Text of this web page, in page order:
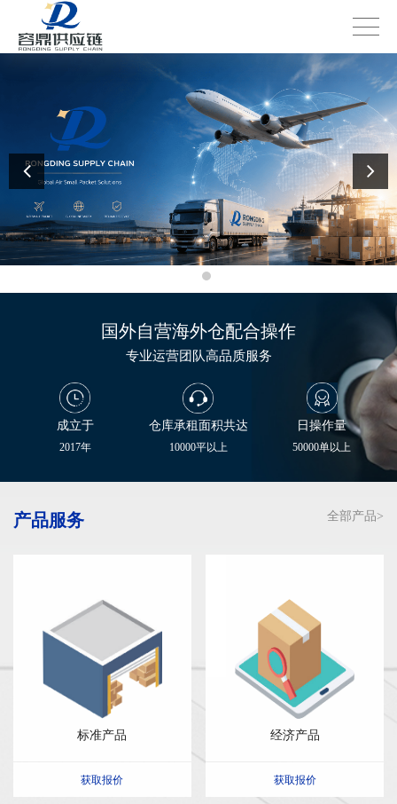
国外自营海外仓配合操作
专业运营团队高品质服务
成立于
2017年
仓库承租面积共达
10000平以上
日操作量
50000单以上
产品服务 全部产品>
标准产品
获取报价
经济产品
获取报价